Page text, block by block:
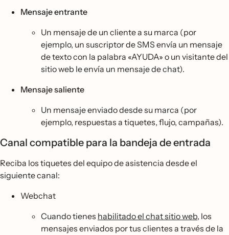
Mensaje entrante
Un mensaje de un cliente a su marca (por
ejemplo, un suscriptor de SMS envía un mensaje
de texto con la palabra «AYUDA» o un visitante del
sitio web le envía un mensaje de chat).
Mensaje saliente
Un mensaje enviado desde su marca (por
ejemplo, respuestas a tiquetes, flujo, campañas).
Canal compatible para la bandeja de entrada
Reciba los tiquetes del equipo de asistencia desde el
siguiente canal:
Webchat
Cuando tienes habilitado el chat sitio web, los
mensajes enviados por tus clientes a través de la